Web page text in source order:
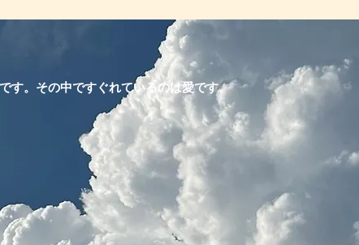
す。その中ですぐれているのは愛です。